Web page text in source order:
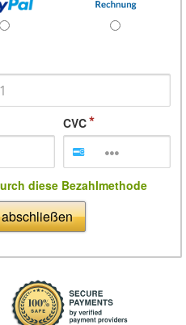
CVC
diese Bezahlmethode